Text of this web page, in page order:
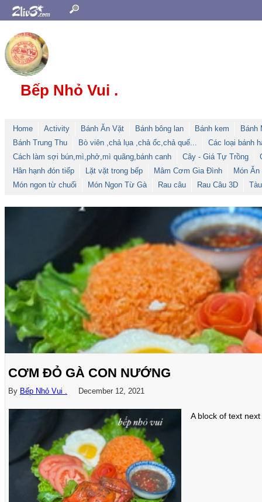
Bếp Nhỏ Vui .
Home Activity Bánh Ăn Vặt Bánh bông lan Bánh kem
Bánh
Bánh Trung Thu
Bò viên ,chả lụa ,chả ốc,chả quế...
Các loại bánh
Cách làm sợi bún,mì,phở,mì quãng,bánh canh
Cây - Giá Tự Trồng
Hân hạnh đón tiếp
Lặt vặt trong bếp Mâm Cơm Gia Đình
Món Ăn
Món ngon từ chuối
Món Ngon Từ Gà Rau câu Rau Câu 3D
CƠM ĐỎ GÀ CON NƯỚNG
By Bếp Nhỏ Vui . December 12, 2021
A block of text